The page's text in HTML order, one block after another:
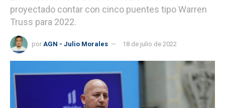
proyectado contar con cinco puentes tipo Warren
Truss para 2022.
por AGN - Julio Morales 18 de julio de 2022